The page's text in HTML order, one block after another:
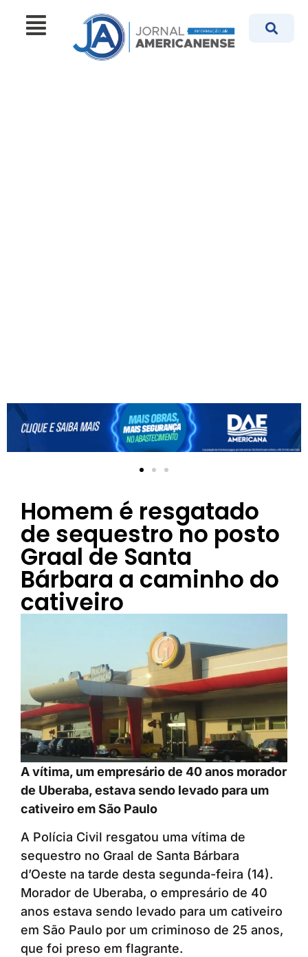
Homem é resgatado
de sequestro no posto
Graal de Santa
Bárbara a caminho do
cativeiro
A vítima, um empresário de 40 anos morador
de Uberaba, estava sendo levado para um
cativeiro em São Paulo
A Polícia Civil resgatou uma vítima de
sequestro no Graal de Santa Bárbara
d’Oeste na tarde desta segunda-feira (14).
Morador de Uberaba, o empresário de 40
anos estava sendo levado para um cativeiro
em São Paulo por um criminoso de 25 anos,
que foi preso em flagrante.